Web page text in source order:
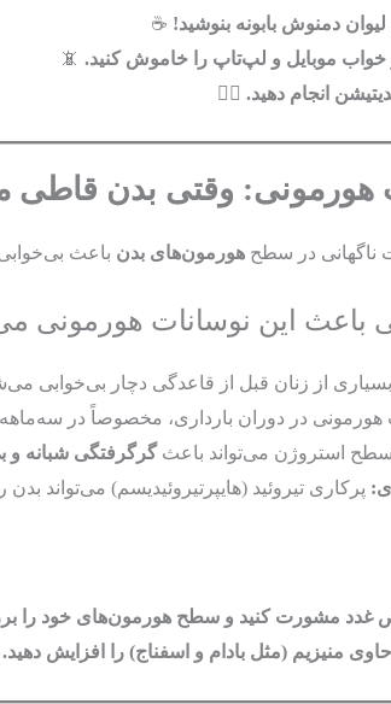
دمنوش بابونه بنوشید! ☕
📵
انجام دهید.🧘‍♂️
هورمونی: وقتی بدن قاطی
ناگهانی در سطح هورمون‌های بدن باعث
باعث این نوسانات هورمونی
بسیاری از زنان قبل از قاعدگی دچار بی‌خوابی
هورمونی در دوران بارداری، مخصوصاً در
استروژن می‌تواند باعثگرگرفتگی شبانه و
پرکاری تیروئید (هایپرتیروئیدیسم) می‌تواند
غدد مشورت کنید و سطح هورمون‌های خود را
منیزیم (مثل بادام و اسفناج) را افزایش دهید.